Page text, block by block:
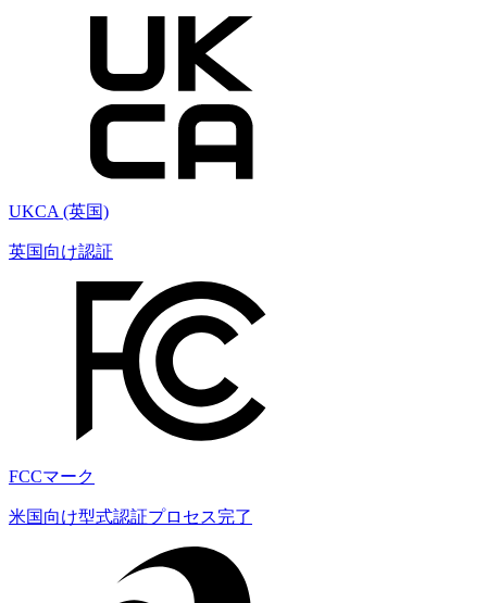
UKCA (英国)
英国向け認証
FCCマーク
米国向け型式認証プロセス完了